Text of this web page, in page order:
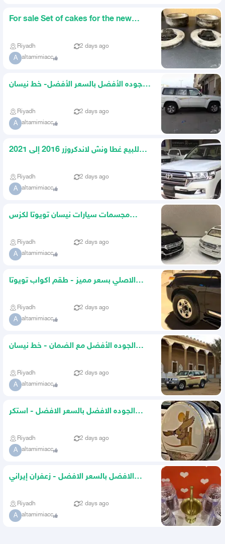
For sale Set of cakes for the new
Riyadh 2 days ago
A altamimiacc
الجوده الأفضل بالسعر الأفضل- خط نيسان
Riyadh 2 days ago
A altamimiacc
للبيع غطا ونش لاندكروزر 2016 إلى 2021
Riyadh 2 days ago
A altamimiacc
مجسمات سيارات نيسان تويوتا لكزس
Riyadh 2 days ago
A altamimiacc
الاصلي بسعر مميز - طقم اكواب تويوتا
Riyadh 2 days ago
A altamimiacc
الجوده الأفضل مع الضمان - خط نيسان
Riyadh 2 days ago
A altamimiacc
الجوده الافضل بالسعر الافضل - استكر
Riyadh 2 days ago
A altamimiacc
الافضل بالسعر الافضل - زعفران إيراني
Riyadh 2 days ago
A altamimiacc